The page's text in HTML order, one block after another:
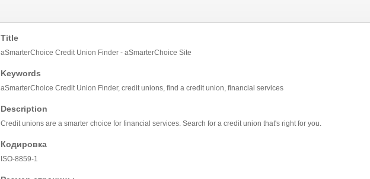
Title
aSmarterChoice Credit Union Finder - aSmarterChoice Site
Keywords
aSmarterChoice Credit Union Finder, credit unions, find a credit union, financial services
Description
Credit unions are a smarter choice for financial services. Search for a credit union that's right for you.
Кодировка
ISO-8859-1